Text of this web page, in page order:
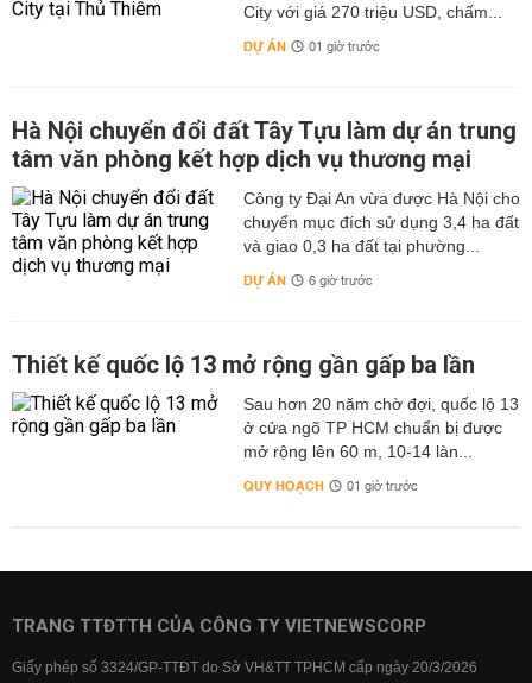
City với giá 270 triệu USD, chấm...
DỰ ÁN 01 giờ trước
Hà Nội chuyển đổi đất Tây Tựu làm dự án trung
tâm văn phòng kết hợp dịch vụ thương mại
Công ty Đại An vừa được Hà Nội cho
chuyển mục đích sử dụng 3,4 ha đất
và giao 0,3 ha đất tại phường...
DỰ ÁN 6 giờ trước
Thiết kế quốc lộ 13 mở rộng gần gấp ba lần
Sau hơn 20 năm chờ đợi, quốc lộ 13
ở cửa ngõ TP HCM chuẩn bị được
mở rộng lên 60 m, 10-14 làn...
QUY HOẠCH 01 giờ trước
TRANG TTĐTTH CỦA CÔNG TY VIETNEWSCORP
Giấy phép số 3324/GP-TTĐT do Sở VH&TT TPHCM cấp ngày 20/3/2026